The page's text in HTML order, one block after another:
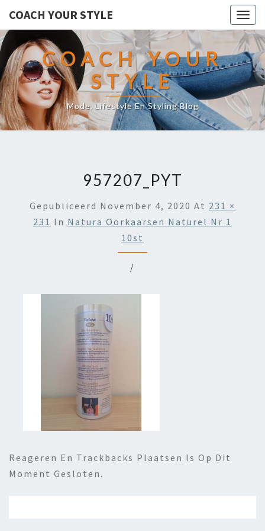
COACH YOUR STYLE
COACH YOUR
STYLE
Mode, Lifestyle En Styling Blog
957207_PYT
Gepubliceerd November 4, 2020 At 231 ×
231 In Natura Oorkaarsen Naturel Nr 1
10st
/
Reageren En Trackbacks Plaatsen Is Op Dit
Moment Gesloten.